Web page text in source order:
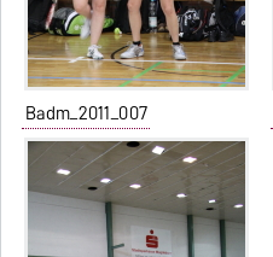
Badm_2011_007